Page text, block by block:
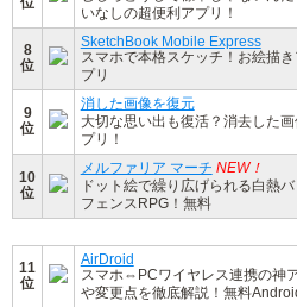
いなしの超便利アプリ！
8
位
SketchBook Mobile Express
スマホで本格スケッチ！お絵描
プリ
9
位
消した画像を復元
大切な思い出も復活？消去した
プリ！
10
位
メルファリア マーチ NEW！
ドット絵で繰り広げられる白熱
フェンスRPG！無料
11
位
AirDroid
スマホ⇔PCワイヤレス連携の神
や変更点を徹底解説！無料